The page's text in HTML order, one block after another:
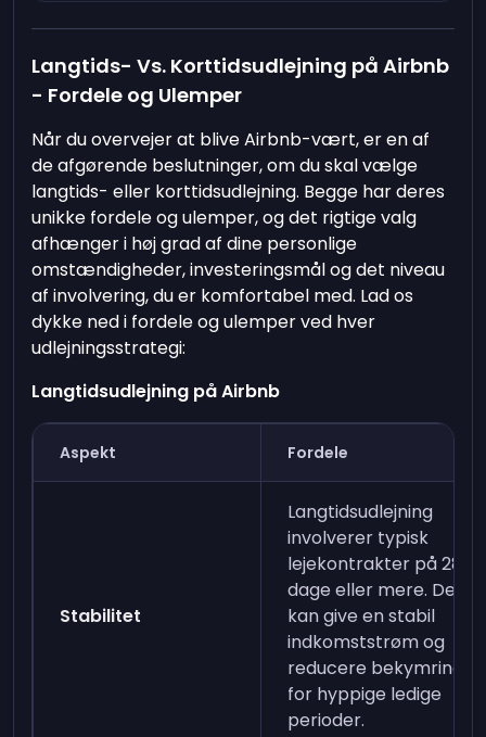
Langtids- Vs. Korttidsudlejning på Airbnb
- Fordele og Ulemper
Når du overvejer at blive Airbnb-vært, er en af
de afgørende beslutninger, om du skal vælge
langtids- eller korttidsudlejning. Begge har deres
unikke fordele og ulemper, og det rigtige valg
afhænger i høj grad af dine personlige
omstændigheder, investeringsmål og det niveau
af involvering, du er komfortabel med. Lad os
dykke ned i fordele og ulemper ved hver
udlejningsstrategi:
Langtidsudlejning på Airbnb
Aspekt Fordele
Stabilitet
Langtidsudlejning
involverer typisk
lejekontrakter på 28
dage eller mere. Dette
kan give en stabil
indkomststrøm og
reducere bekymringen
for hyppige ledige
perioder.